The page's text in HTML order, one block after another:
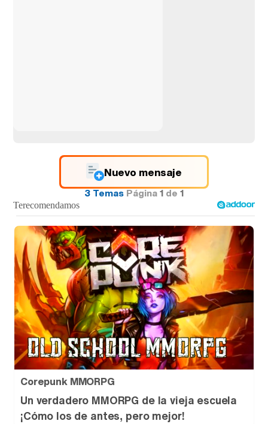
Nuevo mensaje
3 TemasPágina1de1
Corepunk MMORPG
Un verdadero MMORPG de la vieja escuela
¡Cómo los de antes, pero mejor!